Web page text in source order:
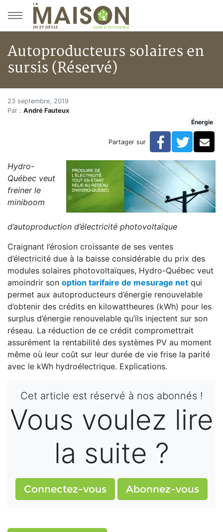
Aller au menu principal
Aller au contenu principal
Autoproducteurs solaires en
sursis (Réservé)
Accueil
Articles
Autoproducteurs solaires en sursis (Réservé)
Autoproducteurs solaires en
23 septembre, 2019
Par : André Fauteux
Énergie
Partager sur Facebook
Hydro-
Québec veut
freiner le
miniboom
d’autoproduction d’électricité photovoltaïque
Craignant l’érosion croissante de ses ventes
d’électricité due à la baisse considérable du prix des
modules solaires photovoltaïques, Hydro-Québec veut
amoindrir son option tarifaire de mesurage net qui
permet aux autoproducteurs d’énergie renouvelable
d’obtenir des crédits en kilowattheures (kWh) pour les
surplus d’énergie renouvelable qu’ils injectent sur son
réseau. La réduction de ce crédit compromettrait
assurément la rentabilité des systèmes PV au moment
même où leur coût sur leur durée de vie frise la parité
avec le kWh hydroélectrique. Explications.
Cet article est réservé à nos abonnés !
Vous voulez lire
la suite ?
Connectez-vous Abonnez-vous